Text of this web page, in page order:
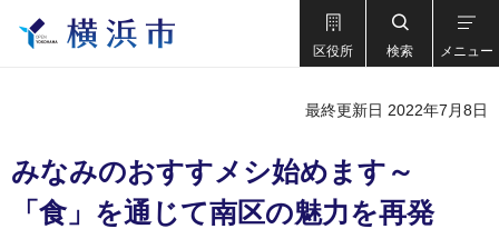
区役所 検索 メニュー
最終更新日 2022年7月8日
みなみのおすすメシ始めます～
「食」を通じて南区の魅力を再発